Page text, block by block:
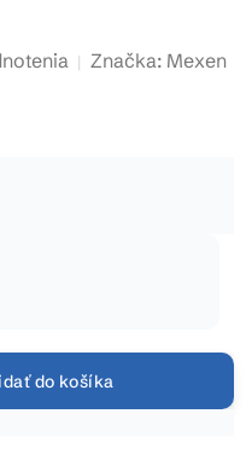
Značka: Mexen
do košíka